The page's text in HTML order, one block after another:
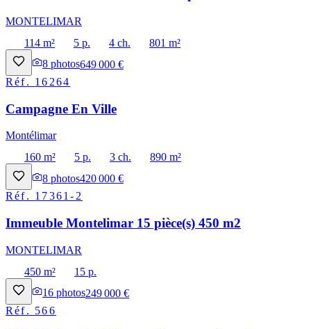
MONTELIMAR
114 m²
5 p. 4 ch.
801 m²
8 photos649 000 €
Réf. 16264
Campagne En Ville
Montélimar
160 m²
5 p. 3 ch.
890 m²
8 photos420 000 €
Réf. 17361-2
Immeuble Montelimar 15 pièce(s) 450 m2
MONTELIMAR
450 m²
15 p.
16 photos249 000 €
Réf. 566